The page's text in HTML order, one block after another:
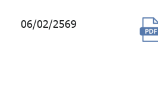
06/02/2569